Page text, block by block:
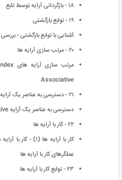
١٨ - بازگردانی آرایه توسط تابع
١٩ - توابع بازگشتی
آشنایی با توابع بازگشتی -
٢٠ - مرتب سازی آرایه ها
Associative
٢١ - دسترسی به عناصر یک آرایه Associative
دسترسی به عناصر یک آرایه Associative
٢٢ - کار با آرایه ها
عملگرهای کار با آرایه ها
٢٣ - توابع کار با آرایه ها